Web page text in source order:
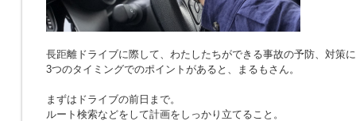
長距離ドライブに際して、わたしたちができる事故の予防、対策
3つのタイミングでのポイントがあると、まるもさん。
まずはドライブの前日まで。
ルート検索などをして計画をしっかり立てること。